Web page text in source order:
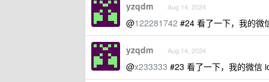
yzqdm Aug 14, 2024
@122281742 #24 看了一下，我的微
yzqdm Aug 14, 2024
@x233333 #23 看了一下，我的微信